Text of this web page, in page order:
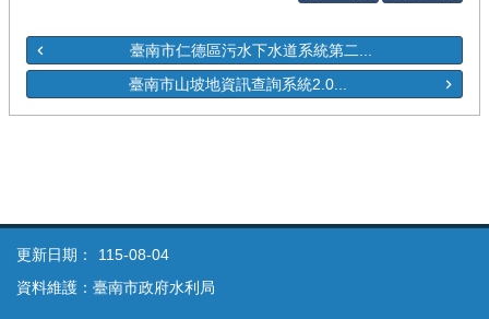
臺南市仁德區污水下水道系統第二...
臺南市山坡地資訊查詢系統2.0...
更新日期：
115-08-04
資料維護：臺南市政府水利局